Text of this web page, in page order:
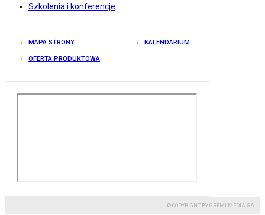
Szkolenia i konferencje
MAPA STRONY KALENDARIUM
OFERTA PRODUKTOWA
© COPYRIGHT BY GREMI MEDIA SA